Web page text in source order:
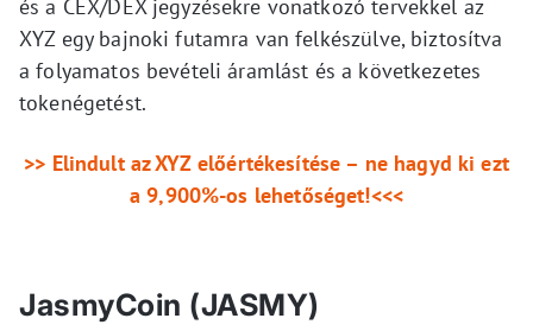
és a CEX/DEX jegyzésekre vonatkozó tervekkel az
XYZ egy bajnoki futamra van felkészülve, biztosítva
a folyamatos bevételi áramlást és a következetes
tokenégetést.
>> Elindult az XYZ előértékesítése – ne hagyd ki ezt
a 9,900%-os lehetőséget!<<<
JasmyCoin (JASMY)